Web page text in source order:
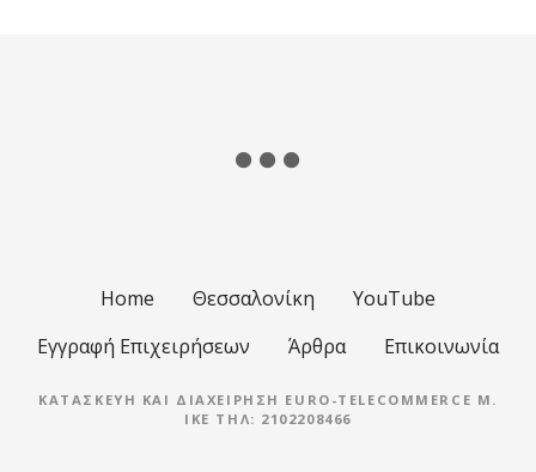
Home Θεσσαλονίκη
YouTube
Εγγραφή Επιχειρήσεων
Άρθρα Επικοινωνία
ΚΑΤΑΣΚΕΥΉ ΚΑΙ ΔΙΑΧΕΊΡΗΣΗ EURO-TELECOMMERCE M.
IKE ΤΗΛ: 2102208466